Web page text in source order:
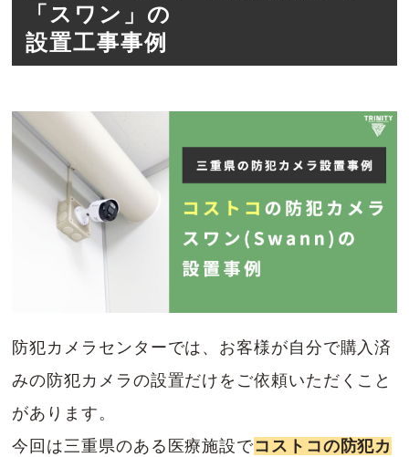
「スワン」の
設置工事事例
防犯カメラセンターでは、お客様が自分で購入済
みの防犯カメラの設置だけをご依頼いただくこと
があります。
今回は三重県のある医療施設でコストコの防犯カ